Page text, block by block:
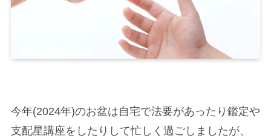
今年(2024年)のお盆は自宅で法要があったり鑑定や
支配星講座をしたりして忙しく過ごしましたが、